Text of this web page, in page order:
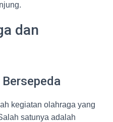
dan
kegiatan olahraga yang
satunya adalah